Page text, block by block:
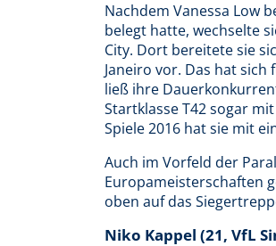
Nachdem Vanessa Low
belegt hatte, wechselte
City. Dort bereitete sie
Janeiro vor. Das hat
ließ ihre
Startklasse T42 sogar
Spiele 2016 hat sie mit
Auch im Vorfeld der
Europameisterschaften
oben auf das
Niko Kappel (21, VfL